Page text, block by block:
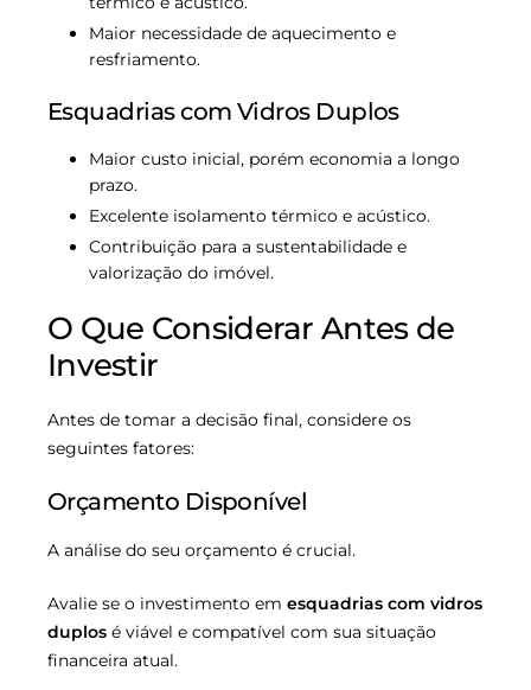
Maior necessidade de aquecimento e
resfriamento.
Esquadrias com Vidros Duplos
Maior custo inicial, porém economia a longo
prazo.
Excelente isolamento térmico e acústico.
Contribuição para a sustentabilidade e
valorização do imóvel.
O Que Considerar Antes de
Investir
Antes de tomar a decisão final, considere os
seguintes fatores:
Orçamento Disponível
A análise do seu orçamento é crucial.
Avalie se o investimento em esquadrias com vidros
duplos é viável e compatível com sua situação
financeira atual.